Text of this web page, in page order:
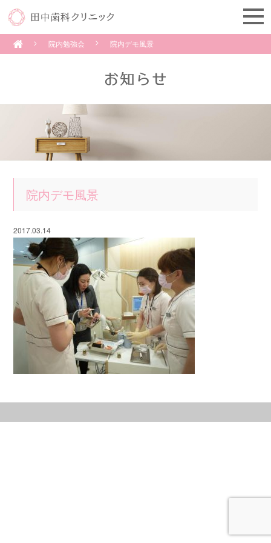
院内勉強会 院内デモ風景
院内デモ風景
2017.03.14